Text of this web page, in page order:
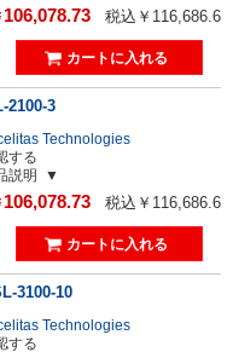
106,078.73 税込￥116,686.6
2100-3
Technologies
する
説明
106,078.73 税込￥116,686.6
3100-10
Technologies
する